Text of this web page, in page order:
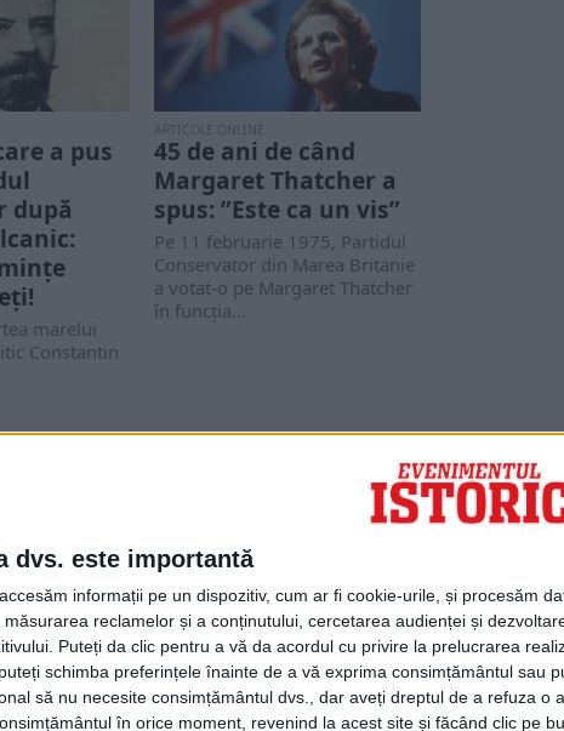
dvs. este importantă
informații pe un dispozitiv, cum ar fi cookie-urile, și procesăm
reclamelor și a conținutului, cercetarea audienței și
Puteți da clic pentru a vă da acordul cu privire la prelucrarea
schimba preferințele înainte de a vă exprima consimțământul sau
să nu necesite consimțământul dvs., dar aveți dreptul de a refuza
în orice moment, revenind la acest site și făcând clic pe
a pus
după
marelui
Constantin
ARTICOLE ONLINE
45 de ani de când
Margaret Thatcher a
spus: ”Este ca un vis”
Pe 11 februarie 1975, Partidul
Conservator din Marea Britanie
a votat-o pe Margaret Thatcher
în funcţia...
.
Evenimentul Zilei
Doctorul Zilei
Infofinanciar
Infoactual
Editura de carte
EVZ Comunicate
Capital Comunicate
Animal Zoo